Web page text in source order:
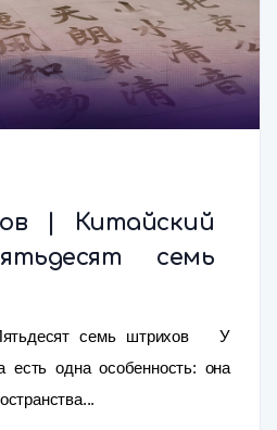
| Китайский
семь
Пятьдесят семь штрихов У
есть одна особенность: она